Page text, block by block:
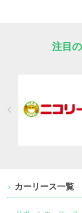
注目
カーリース一覧